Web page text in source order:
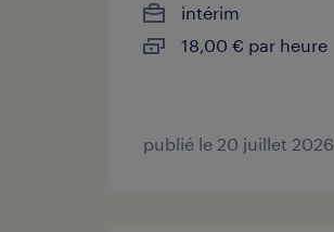
intérim
18,00 € par heure
publié le 20 juillet 2026